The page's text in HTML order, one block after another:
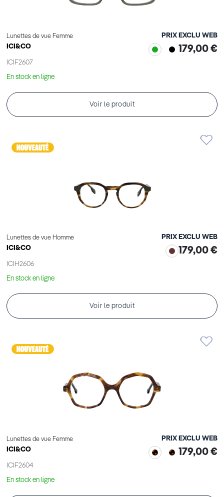
Lunettes de vue Femme
ICI&CO
ICIF2607
PRIX EXCLU WEB
179,00 €
En stock en ligne
Voir le produit
Lunettes de vue Homme
ICI&CO
ICIH2606
PRIX EXCLU WEB
179,00 €
En stock en ligne
Voir le produit
Lunettes de vue Femme
ICI&CO
ICIF2604
PRIX EXCLU WEB
179,00 €
En stock en ligne